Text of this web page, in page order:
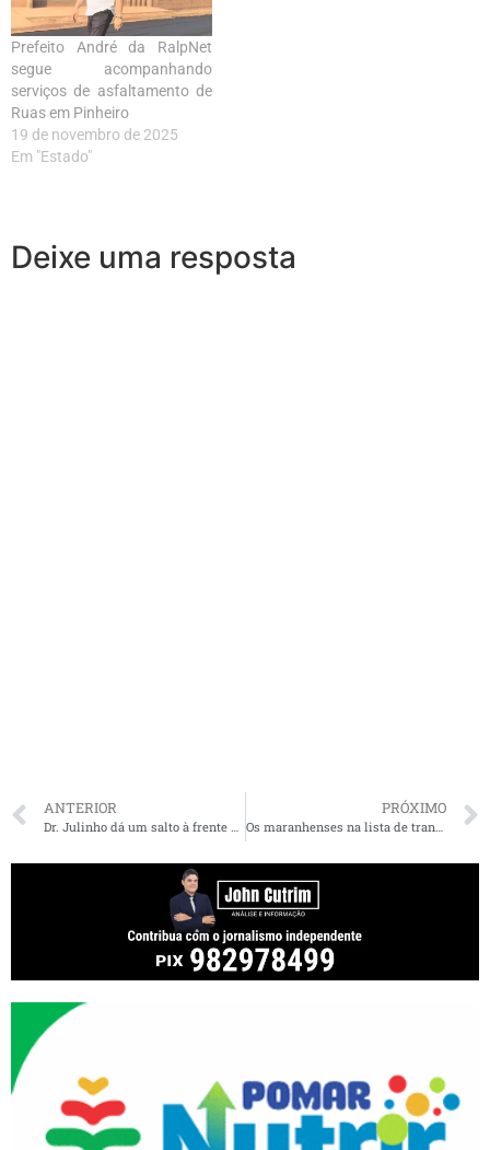
Prefeito André da RalpNet
segue acompanhando
serviços de asfaltamento de
Ruas em Pinheiro
19 de novembro de 2025
Em "Estado"
Deixe uma resposta
ANTERIOR PRÓXIMO